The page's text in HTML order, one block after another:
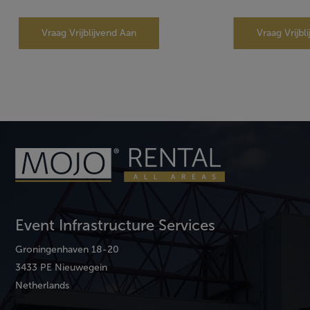
Vraag Vrijblijvend Aan Vraag
Event Infrastructure Services
Groningenhaven 18-20
3433 PE Nieuwegein
Netherlands